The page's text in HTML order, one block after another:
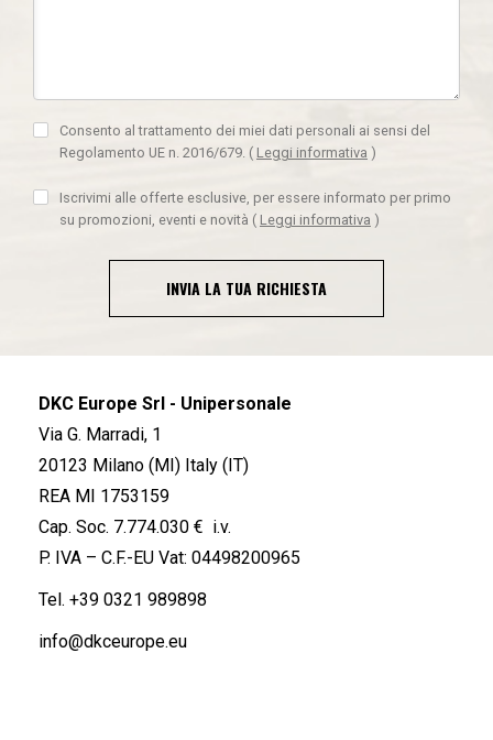
Consento al trattamento dei miei dati personali ai sensi del
Regolamento UE n. 2016/679. ( Leggi informativa )
Iscrivimi alle offerte esclusive, per essere informato per primo
su promozioni, eventi e novità ( Leggi informativa )
INVIA LA TUA RICHIESTA
DKC Europe Srl - Unipersonale
Via G. Marradi, 1
20123 Milano (MI) Italy (IT)
REA MI 1753159
Cap. Soc. 7.774.030 € i.v.
P. IVA – C.F.-EU Vat: 04498200965
Tel. +39 0321 989898
info@dkceurope.eu